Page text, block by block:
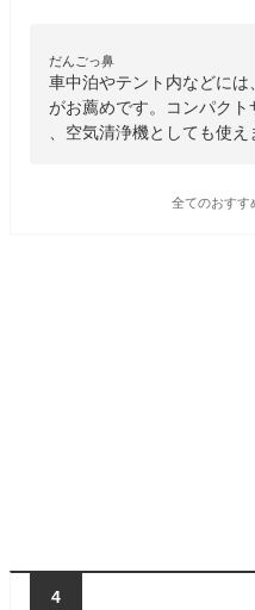
だんごっ鼻
車中泊やテント内などに
がお薦めです。コンパク
、空気清浄機としても使え
全てのおすす
4